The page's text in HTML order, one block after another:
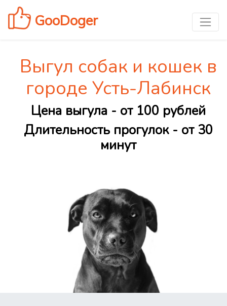
GooDoger
Выгул собак и кошек в
городе Усть-Лабинск
Цена выгула - от 100 рублей
Длительность прогулок - от 30
минут